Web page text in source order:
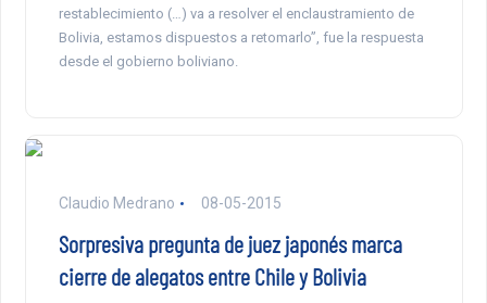
restablecimiento (…) va a resolver el enclaustramiento de
Bolivia, estamos dispuestos a retomarlo”, fue la respuesta
desde el gobierno boliviano.
Claudio Medrano 08-05-2015
Sorpresiva pregunta de juez japonés marca
cierre de alegatos entre Chile y Bolivia